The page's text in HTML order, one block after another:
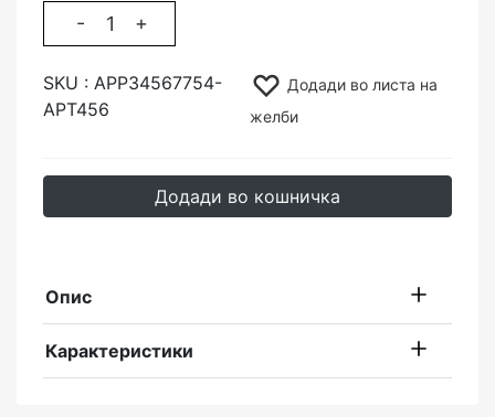
- +
SKU : АРР34567754-
АРТ456
Додади во листа на
желби
Додади во кошничка
Опис
Карактеристики